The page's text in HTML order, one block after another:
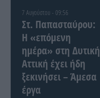
7 Αυγούστου - 09:56
Στ. Παπασταύρου:
Η «επόμενη
ημέρα» στη Δυτική
Αττική έχει ήδη
ξεκινήσει – Άμεσα
έργα